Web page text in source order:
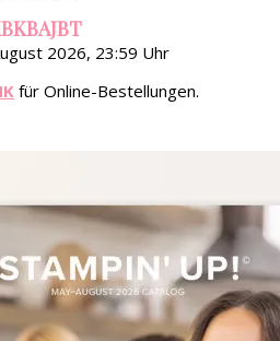
2026, 23:59 Uhr
für Online-Bestellungen.